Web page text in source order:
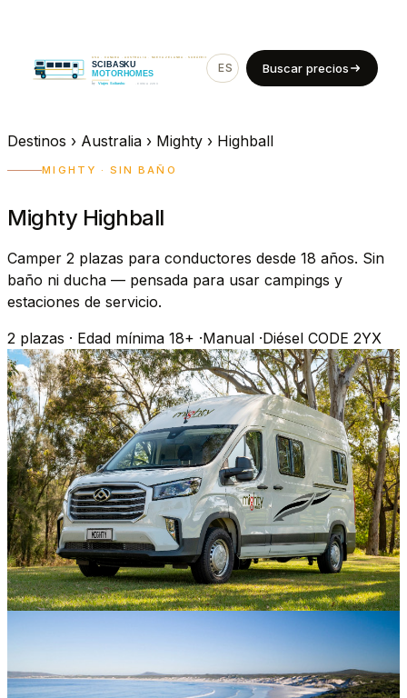
ES EN
Buscar precios
Destinos › Australia › Mighty › Highball
MIGHTY · SIN BAÑO
Mighty Highball
Camper 2 plazas para conductores desde 18 años. Sin
baño ni ducha — pensada para usar campings y
estaciones de servicio.
2 plazas · Edad mínima 18+ ·Manual ·Diésel CODE 2YX